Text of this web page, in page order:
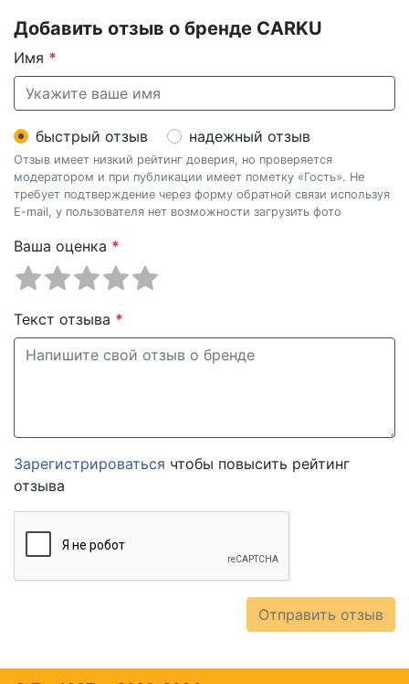
Добавить отзыв о бренде CARKU
Имя *
быстрый отзыв надежный отзыв
Отзыв имеет низкий рейтинг доверия, но проверяется
модератором и при публикации имеет пометку «Гость». Не
требует подтверждение через форму обратной связи используя
E-mail, у пользователя нет возможности загрузить фото
Ваша оценка *
Текст отзыва *
Зарегистрироваться чтобы повысить рейтинг
отзыва
Отправить отзыв